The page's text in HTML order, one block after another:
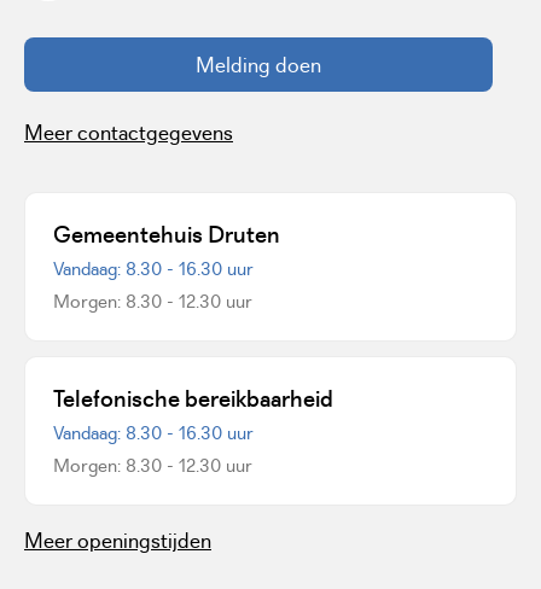
Melding doen
Meer contactgegevens
Gemeentehuis Druten
Vandaag: 8.30 - 16.30 uur
Morgen: 8.30 - 12.30 uur
Telefonische bereikbaarheid
Vandaag: 8.30 - 16.30 uur
Morgen: 8.30 - 12.30 uur
Meer openingstijden